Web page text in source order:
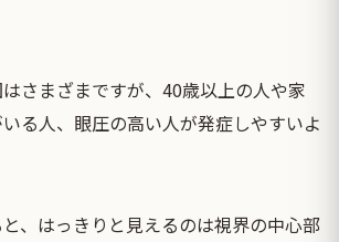
さまざまですが、40歳以上の人や家
る人、眼圧の高い人が発症しやすいよ
、はっきりと見えるのは視界の中心部